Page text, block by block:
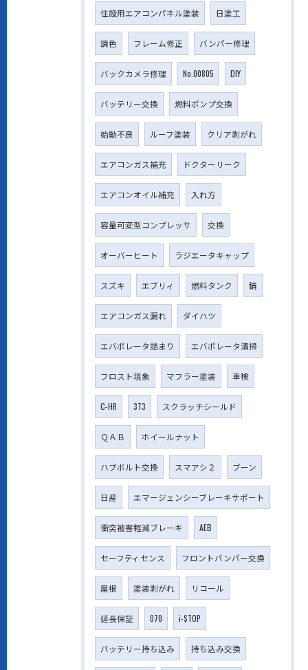
住設用エアコンパネル塗装 日塗工
調色 フレーム修正 バンパー修理
バックカメラ修理 No.00805 DIY
バッテリー交換 燃料ポンプ交換
始動不良 ルーフ塗装 クリア剥がれ
エアコンガス補充 ドクターリーク
エアコンオイル補充 入れ方
容量可変型コンプレッサ 交換
オーバーヒート ラジエータキャップ
スズキ エブリィ 燃料タンク 錆
エアコンガス漏れ ダイハツ
エバポレータ詰まり エバポレータ清掃
フロスト現象 マフラー塗装 車検
C-HR 3T3 スクラッチシールド
ＱＡＢ ホイールナット
ハブボルト交換 スマアシ２ ブーン
日産 エマージェンシーブレーキサポート
衝突被害軽減ブレーキ AEB
セーフティセンス フロントバンパー交換
屋根 塗装剥がれ リコール
延長保証 070 i-STOP
バッテリー持ち込み 持ち込み交換